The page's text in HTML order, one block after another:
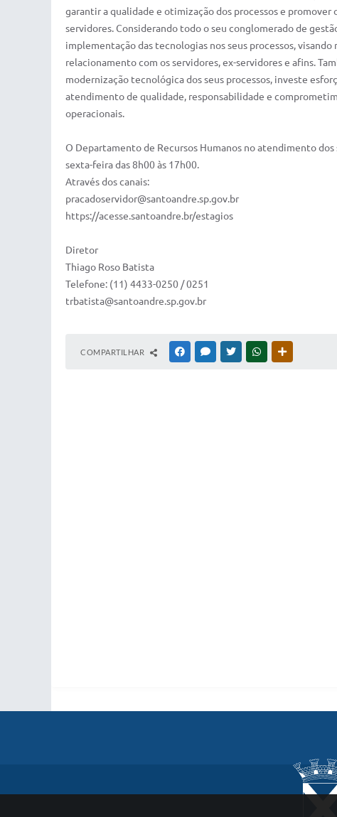
garantir a qualidade e otimização dos processos e promover
servidores. Considerando todo o seu conglomerado de
implementação das tecnologias nos seus processos, visando
relacionamento com os servidores, ex-servidores e afins.
modernização tecnológica dos seus processos, investe
atendimento de qualidade, responsabilidade e
operacionais.
O Departamento de Recursos Humanos no atendimento dos
sexta-feira das 8h00 às 17h00.
Através dos canais:
pracadoservidor@santoandre.sp.gov.br
https://acesse.santoandre.br/estagios
Diretor
Thiago Roso Batista
Telefone: (11) 4433-0250 / 0251
trbatista@santoandre.sp.gov.br
COMPARTILHAR FACEBOOKMESSENGER
TWITTERWHATSAPP